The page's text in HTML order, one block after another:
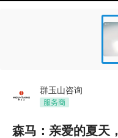
群玉山咨询
森马：亲爱的夏天